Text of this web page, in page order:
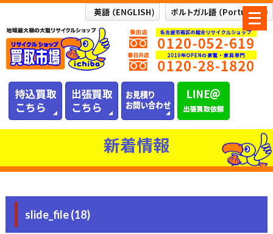
メ
ニ
ュ
ー
新着情報
slide_file (18)